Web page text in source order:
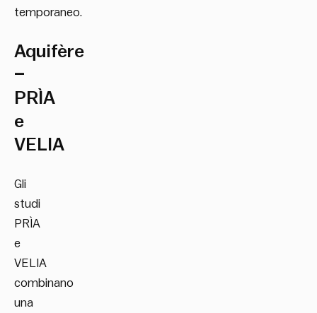
temporaneo.
Aquifère
–
PRÌA
e
VELIA
Gli
studi
PRÌA
e
VELIA
combinano
una